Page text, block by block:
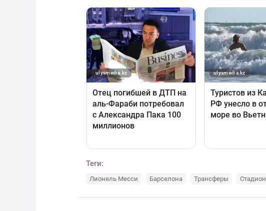
Теги:
Лионель Месси Барселона Трансферы Стадион